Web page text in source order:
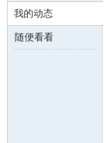
我的动态
随便看看